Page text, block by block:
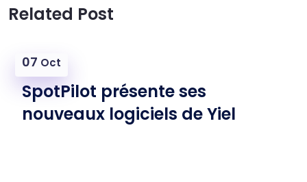
Related Post
07 Oct
SpotPilot présente ses
nouveaux logiciels de Yiel